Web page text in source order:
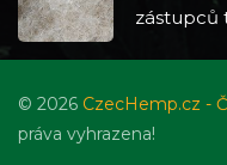
zástupců
© 2026 CzecHemp.cz -
práva vyhrazena!